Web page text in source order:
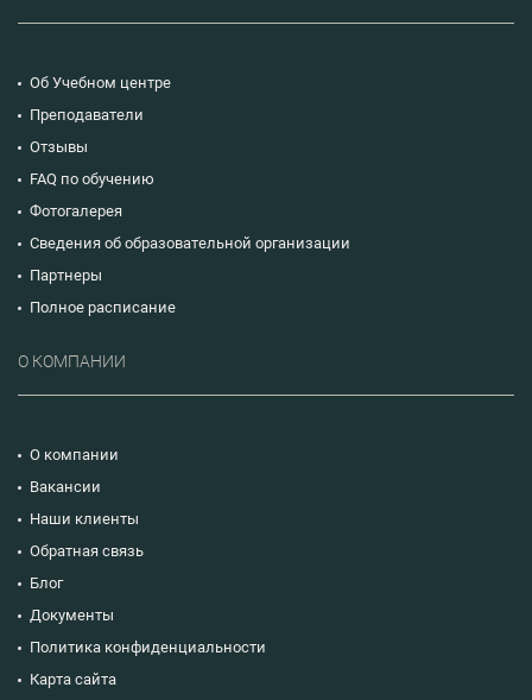
Об Учебном центре
Преподаватели
Отзывы
FAQ по обучению
Фотогалерея
Сведения об образовательной организации
Партнеры
Полное расписание
О КОМПАНИИ
О компании
Вакансии
Наши клиенты
Обратная связь
Блог
Документы
Политика конфиденциальности
Карта сайта